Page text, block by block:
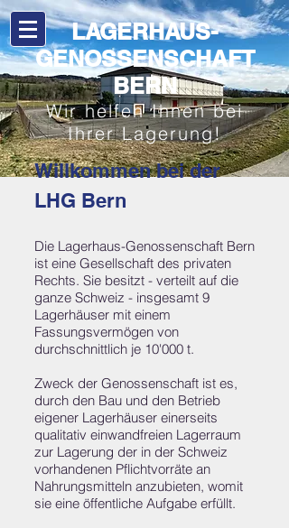
LAGERHAUS-
GENOSSENSCHAFT
BERN​
Wir helfen Ihnen bei
Ihrer Lagerung!
Willkommen bei der
LHG Bern
Die Lagerhaus-Genossenschaft Bern
ist eine Gesellschaft des privaten
Rechts. Sie besitzt - verteilt auf die
ganze Schweiz - insgesamt 9
Lagerhäuser mit einem
Fassungsvermögen von
durchschnittlich je 10'000 t.
Zweck der Genossenschaft ist es,
durch den Bau und den Betrieb
eigener Lagerhäuser einerseits
qualitativ einwandfreien Lagerraum
zur Lagerung der in der Schweiz
vorhandenen Pflichtvorräte an
Nahrungsmitteln anzubieten, womit
sie eine öffentliche Aufgabe erfüllt.